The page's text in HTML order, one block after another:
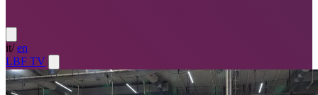
it/ en
LBF TV